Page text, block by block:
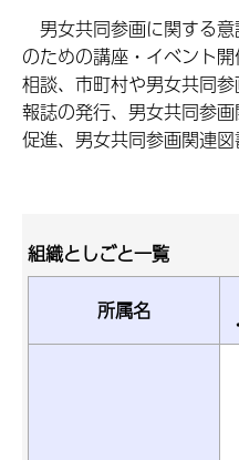
男女共同参画に関する
のための講座・イベント
相談、市町村や男女共同
報誌の発行、男女共同参
促進、男女共同参画関連図
組織としごと一覧
所属名